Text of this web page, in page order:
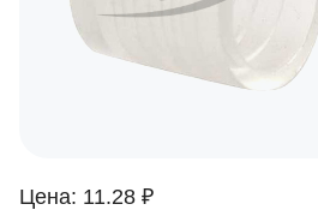
Цена: 11.28 ₽